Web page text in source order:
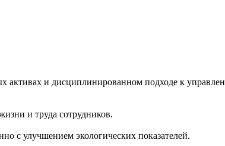
активах и дисциплинированном подходе к
и труда сотрудников.
с улучшением экологических показателей.